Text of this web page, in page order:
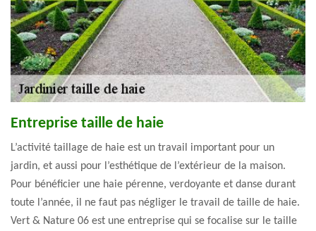
Entreprise taille de haie
L’activité taillage de haie est un travail important pour un
jardin, et aussi pour l’esthétique de l’extérieur de la maison.
Pour bénéficier une haie pérenne, verdoyante et danse durant
toute l’année, il ne faut pas négliger le travail de taille de haie.
Vert & Nature 06 est une entreprise qui se focalise sur le taille